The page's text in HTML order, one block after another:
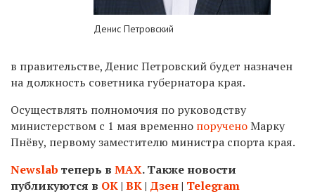
Денис Петровский
в правительстве, Денис Петровский будет назначен
на должность советника губернатора края.
Осуществлять полномочия по руководству
министерством с 1 мая временно порученоМарку
Пнёву, первому заместителю министра спорта края.
Newslab теперь в МАХ. Также новости
публикуются в ОК| ВК| Дзен| Telegram